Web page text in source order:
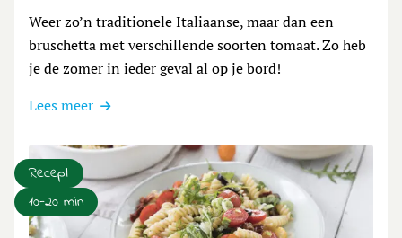
Weer zo’n traditionele Italiaanse, maar dan een
bruschetta met verschillende soorten tomaat. Zo heb
je de zomer in ieder geval al op je bord!
Lees meer
Recept
10-20 min